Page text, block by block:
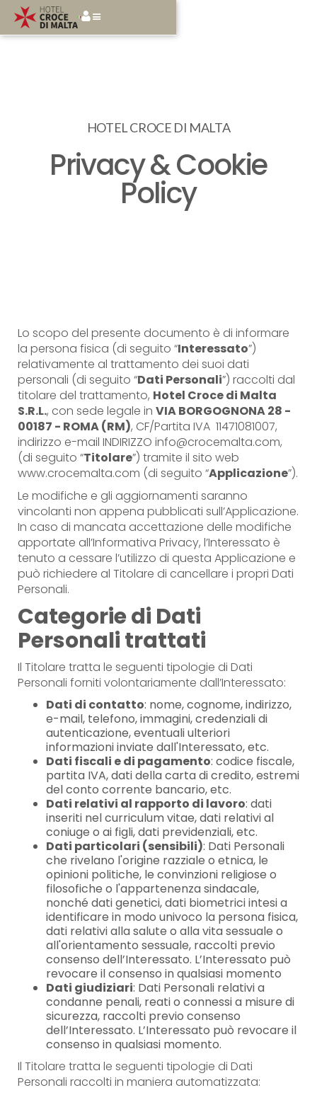
HOTEL CROCE DI MALTA
Privacy & Cookie
Policy
Lo scopo del presente documento è di informare
la persona fisica (di seguito “Interessato”)
relativamente al trattamento dei suoi dati
personali (di seguito “Dati Personali”) raccolti dal
titolare del trattamento, Hotel Croce di Malta
S.R.L., con sede legale in VIA BORGOGNONA 28 -
00187 - ROMA (RM), CF/Partita IVA 11471081007,
indirizzo e-mail INDIRIZZO info@crocemalta.com,
(di seguito “Titolare”) tramite il sito web
www.crocemalta.com (di seguito “Applicazione”).
Le modifiche e gli aggiornamenti saranno
vincolanti non appena pubblicati sull’Applicazione.
In caso di mancata accettazione delle modifiche
apportate all’Informativa Privacy, l’Interessato è
tenuto a cessare l’utilizzo di questa Applicazione e
può richiedere al Titolare di cancellare i propri Dati
Personali.
Categorie di Dati
Personali trattati
Il Titolare tratta le seguenti tipologie di Dati
Personali forniti volontariamente dall’Interessato:
Dati di contatto: nome, cognome, indirizzo,
e-mail, telefono, immagini, credenziali di
autenticazione, eventuali ulteriori
informazioni inviate dall'Interessato, etc.
Dati fiscali e di pagamento: codice fiscale,
partita IVA, dati della carta di credito, estremi
del conto corrente bancario, etc.
Dati relativi al rapporto di lavoro: dati
inseriti nel curriculum vitae, dati relativi al
coniuge o ai figli, dati previdenziali, etc.
Dati particolari (sensibili): Dati Personali
che rivelano l'origine razziale o etnica, le
opinioni politiche, le convinzioni religiose o
filosofiche o l'appartenenza sindacale,
nonché dati genetici, dati biometrici intesi a
identificare in modo univoco la persona fisica,
dati relativi alla salute o alla vita sessuale o
all'orientamento sessuale, raccolti previo
consenso dell’Interessato. L’Interessato può
revocare il consenso in qualsiasi momento
Dati giudiziari: Dati Personali relativi a
condanne penali, reati o connessi a misure di
sicurezza, raccolti previo consenso
dell’Interessato. L’Interessato può revocare il
consenso in qualsiasi momento.
Il Titolare tratta le seguenti tipologie di Dati
Personali raccolti in maniera automatizzata: